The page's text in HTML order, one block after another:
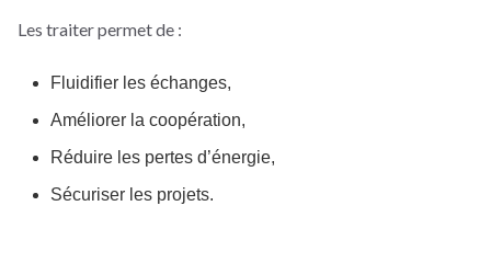
Les traiter permet de :
Fluidifier les échanges,
Améliorer la coopération,
Réduire les pertes d’énergie,
Sécuriser les projets.